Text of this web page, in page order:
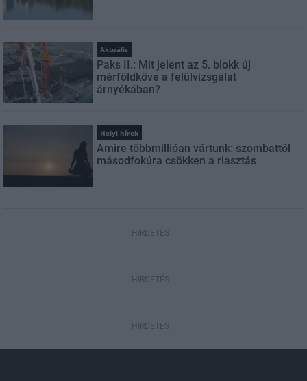
Aktuális
Paks II.: Mit jelent az 5. blokk új
mérföldköve a felülvizsgálat
árnyékában?
Helyi hírek
Amire többmillióan vártunk: szombattól
másodfokúra csökken a riasztás
HIRDETÉS
HIRDETÉS
HIRDETÉS